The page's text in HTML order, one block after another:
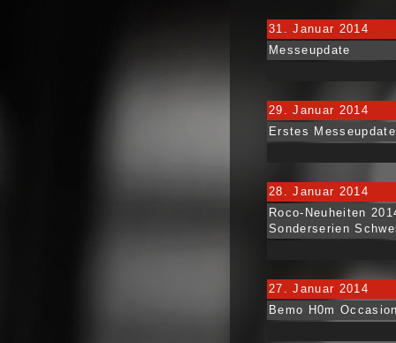
31. Januar 2014
Messeupdate
29. Januar 2014
Erstes Messeupdate
28. Januar 2014
Roco-Neuheiten
Sonderserien
27. Januar 2014
Bemo H0m